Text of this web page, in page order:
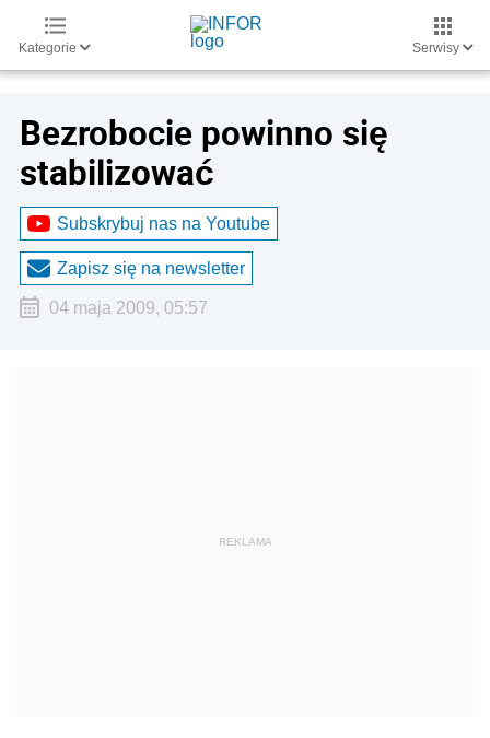
Kategorie Serwisy
Bezrobocie powinno się
stabilizować
Subskrybuj nas na Youtube
Zapisz się na newsletter
04 maja 2009, 05:57